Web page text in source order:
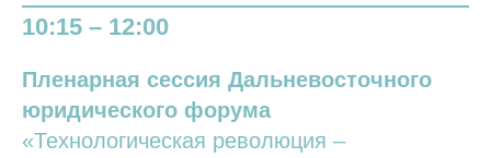
10:15 – 12:00
Пленарная сессия Дальневосточного
юридического форума
«Технологическая революция –